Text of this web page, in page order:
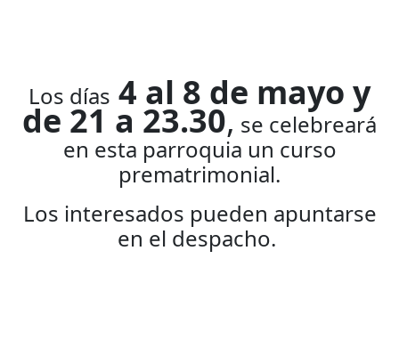
Los días 4 al 8 de mayo y
de 21 a 23.30, se celebreará
en esta parroquia un curso
prematrimonial.
Los interesados pueden apuntarse
en el despacho.